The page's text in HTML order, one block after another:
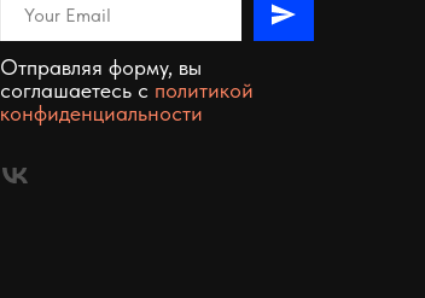
Отправляя форму, вы
соглашаетесь c политикой
конфиденциальности